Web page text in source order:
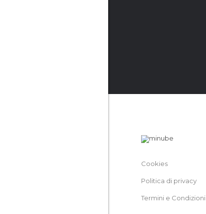
Cookies
Politica di privacy
Termini e Condizioni